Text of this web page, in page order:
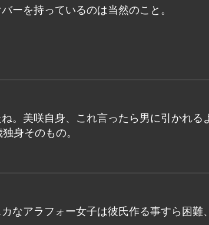
バーを持っているのは当然のこと。
。美咲自身、これ言ったら男に引かれる
身そのもの。
なアラフォー女子は彼氏作る事すら困